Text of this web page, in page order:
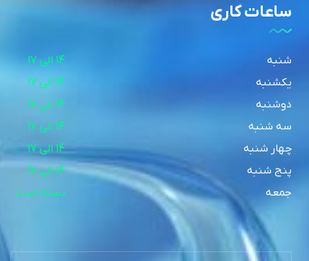
ساعات کاری
شنبه
یکشنبه
دوشنبه
سه شنبه
چهار شنبه
14 الی 17
پنج شنبه
14 الی 17
جمعه
بسته است